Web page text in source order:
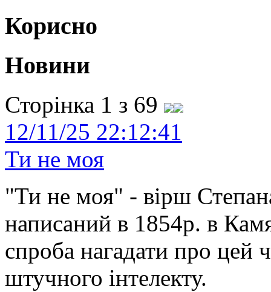
Корисно
Новини
Сторінка 1 з 69
12/11/25 22:12:41
Ти не моя
"Ти не моя" - вірш
написаний в 1854р. в
спроба нагадати про цей
штучного інтелекту.